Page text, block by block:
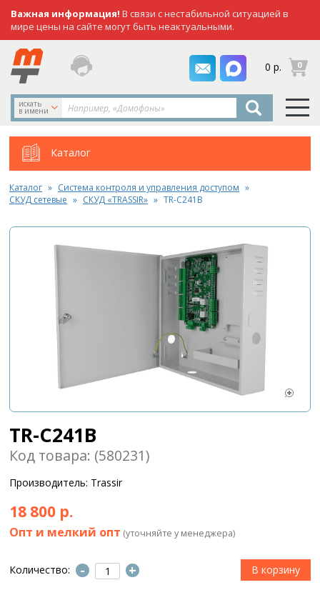
Важная информация! В связи с нестабильной ситуацией в
мире цены на сайте могут быть неактуальными.
0 р. 0
искать
в имени
Каталог
Каталог
Система контроля и управления доступом
СКУД сетевые
СКУД «TRASSIR» TR-C241B
TR-C241B
Код товара: (580231)
Производитель: Trassir
18 800 р.
Опт и мелкий опт (уточняйте у менеджера)
Количество: - +